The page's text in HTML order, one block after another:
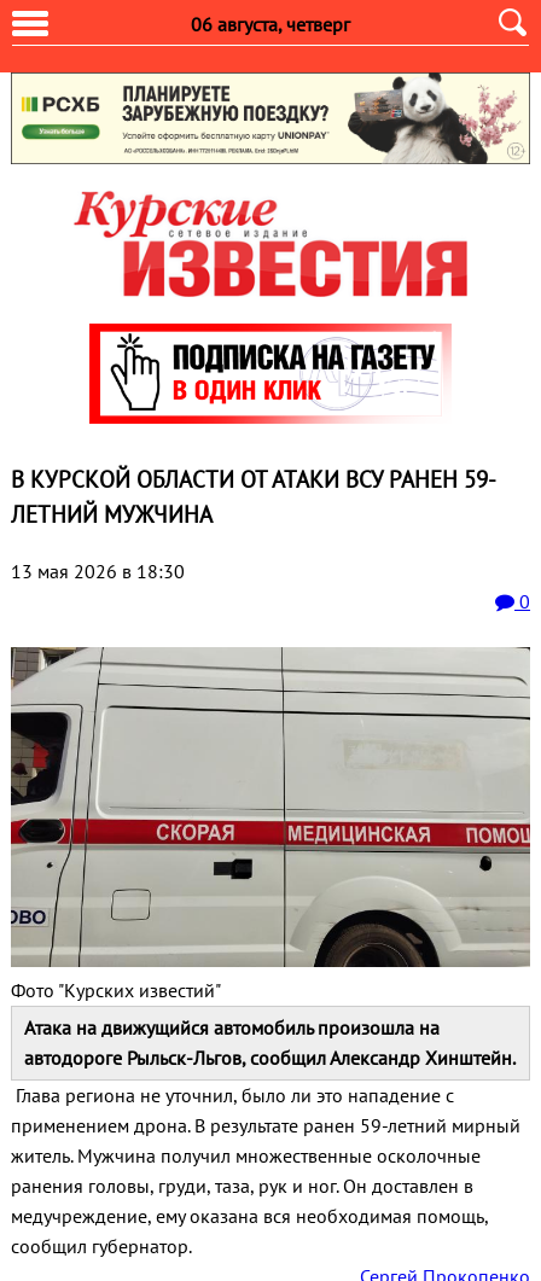
06 августа, четверг
В КУРСКОЙ ОБЛАСТИ ОТ АТАКИ ВСУ РАНЕН 59-
ЛЕТНИЙ МУЖЧИНА
13 мая 2026 в 18:30
0
Фото "Курских известий"
Атака на движущийся автомобиль произошла на
автодороге Рыльск-Льгов, сообщил Александр Хинштейн.
Глава региона не уточнил, было ли это нападение с
применением дрона. В результате ранен 59-летний мирный
житель. Мужчина получил множественные осколочные
ранения головы, груди, таза, рук и ног. Он доставлен в
медучреждение, ему оказана вся необходимая помощь,
сообщил губернатор.
Сергей Прокопенко